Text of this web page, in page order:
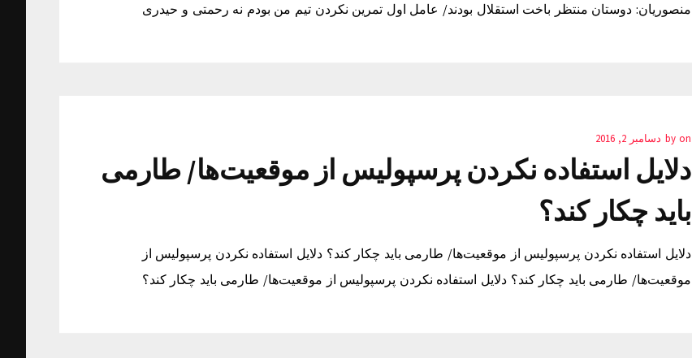
منصوریان: دوستان منتظر باخت استقلال بودند/ عامل اول تمرین نکردن تیم من بودم نه رحمتی و حیدری
by on دسامبر 2, 2016
دلایل استفاده نکردن پرسپولیس از موقعیت‌ها/ طارمی
باید چکار کند؟
دلایل استفاده نکردن پرسپولیس از موقعیت‌ها/ طارمی باید چکار کند؟ دلایل استفاده نکردن پرسپولیس از
موقعیت‌ها/ طارمی باید چکار کند؟ دلایل استفاده نکردن پرسپولیس از موقعیت‌ها/ طارمی باید چکار کند؟